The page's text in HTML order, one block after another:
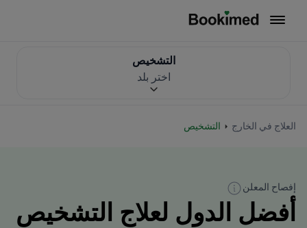
العلاج في الخارج التشخيص
التشخيص
اختر بلد
إفصاح المعلن
أفضل الدول لعلاج التشخيص